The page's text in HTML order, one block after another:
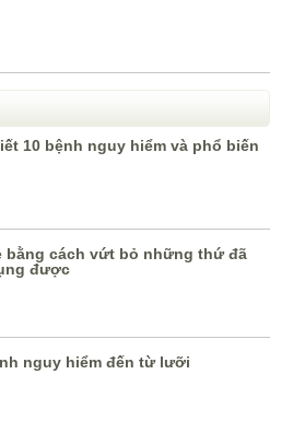
10 bệnh nguy hiểm và phổ biến
bằng cách vứt bỏ những thứ đã
được
nguy hiểm đến từ lưỡi